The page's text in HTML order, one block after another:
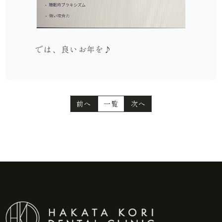
では、良いお年を♪
前へ 一覧 次へ